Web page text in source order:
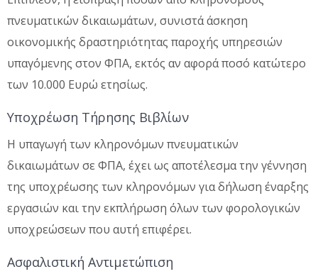
πνευματικών δικαιωμάτων, συνιστά άσκηση
οικονομικής δραστηριότητας παροχής υπηρεσιών
υπαγόμενης στον ΦΠΑ, εκτός αν αφορά ποσό κατώτερο
των 10.000 Ευρώ ετησίως.
Υποχρέωση Τήρησης Βιβλίων
Η υπαγωγή των κληρονόμων πνευματικών
δικαιωμάτων σε ΦΠΑ, έχει ως αποτέλεσμα την γέννηση
της υποχρέωσης των κληρονόμων για δήλωση έναρξης
εργασιών και την εκπλήρωση όλων των φορολογικών
υποχρεώσεων που αυτή επιφέρει.
Ασφαλιστική Αντιμετώπιση